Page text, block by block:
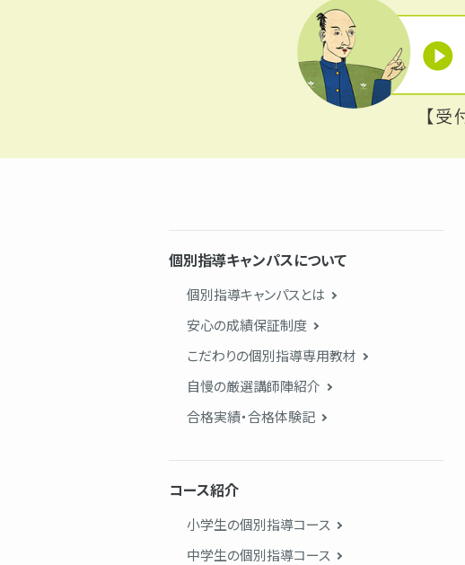
個別指導キャンパスについて
個別指導キャンパスとは
安心の成績保証制度
こだわりの個別指導専用教材
自慢の厳選講師陣紹介
合格実績・合格体験記
コース紹介
小学生の個別指導コース
中学生の個別指導コース